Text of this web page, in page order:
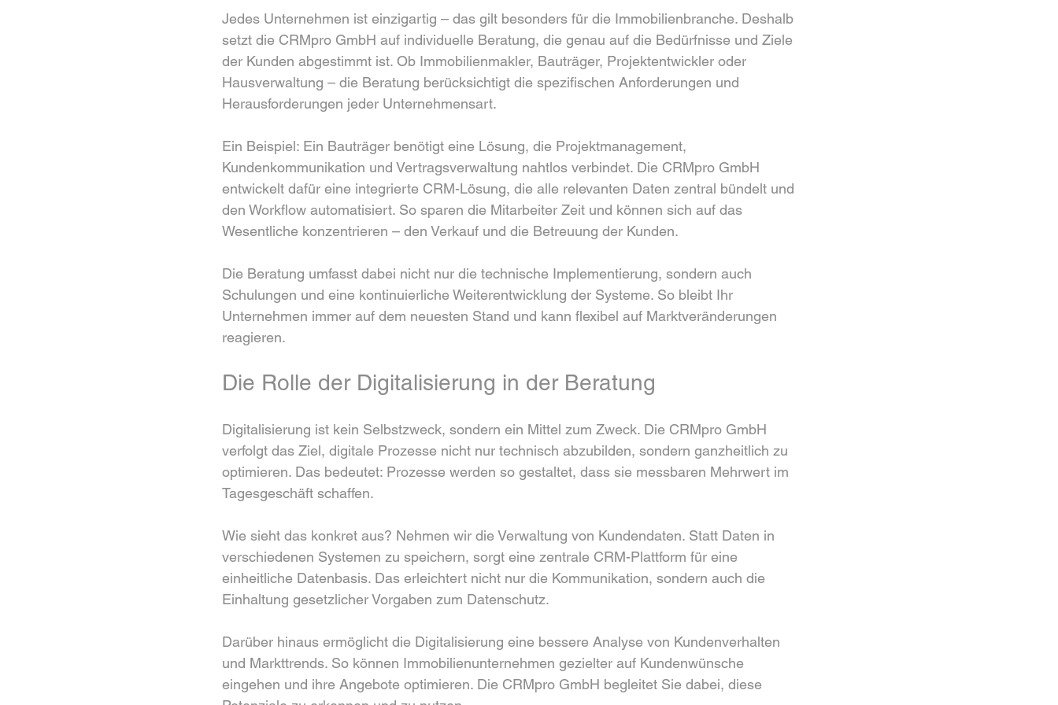
Jedes Unternehmen ist einzigartig – das gilt besonders für die Immobilienbranche. Deshalb
setzt die CRMpro GmbH auf individuelle Beratung, die genau auf die Bedürfnisse und Ziele
der Kunden abgestimmt ist. Ob Immobilienmakler, Bauträger, Projektentwickler oder
Hausverwaltung – die Beratung berücksichtigt die spezifischen Anforderungen und
Herausforderungen jeder Unternehmensart.
Ein Beispiel: Ein Bauträger benötigt eine Lösung, die Projektmanagement,
Kundenkommunikation und Vertragsverwaltung nahtlos verbindet. Die CRMpro GmbH
entwickelt dafür eine integrierte CRM-Lösung, die alle relevanten Daten zentral bündelt und
den Workflow automatisiert. So sparen die Mitarbeiter Zeit und können sich auf das
Wesentliche konzentrieren – den Verkauf und die Betreuung der Kunden.
Die Beratung umfasst dabei nicht nur die technische Implementierung, sondern auch
Schulungen und eine kontinuierliche Weiterentwicklung der Systeme. So bleibt Ihr
Unternehmen immer auf dem neuesten Stand und kann flexibel auf Marktveränderungen
reagieren.
Die Rolle der Digitalisierung in der Beratung
Digitalisierung ist kein Selbstzweck, sondern ein Mittel zum Zweck. Die CRMpro GmbH
verfolgt das Ziel, digitale Prozesse nicht nur technisch abzubilden, sondern ganzheitlich zu
optimieren. Das bedeutet: Prozesse werden so gestaltet, dass sie messbaren Mehrwert im
Tagesgeschäft schaffen.
Wie sieht das konkret aus? Nehmen wir die Verwaltung von Kundendaten. Statt Daten in
verschiedenen Systemen zu speichern, sorgt eine zentrale CRM-Plattform für eine
einheitliche Datenbasis. Das erleichtert nicht nur die Kommunikation, sondern auch die
Einhaltung gesetzlicher Vorgaben zum Datenschutz.
Darüber hinaus ermöglicht die Digitalisierung eine bessere Analyse von Kundenverhalten
und Markttrends. So können Immobilienunternehmen gezielter auf Kundenwünsche
eingehen und ihre Angebote optimieren. Die CRMpro GmbH begleitet Sie dabei, diese